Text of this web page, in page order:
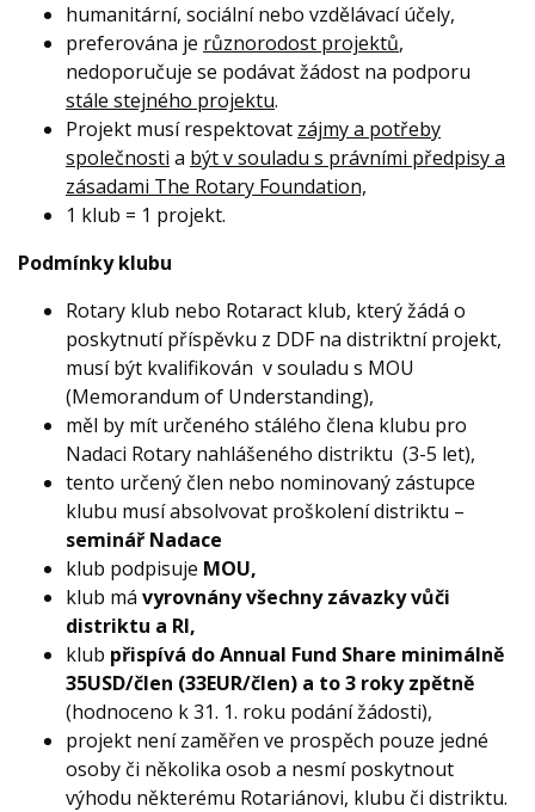
humanitární, sociální nebo vzdělávací účely,
preferována je různorodost projektů,
nedoporučuje se podávat žádost na podporu
stále stejného projektu.
Projekt musí respektovat zájmy a potřeby
společnosti a být v souladu s právními předpisy a
zásadami The Rotary Foundation,
1 klub = 1 projekt.
Podmínky klubu
Rotary klub nebo Rotaract klub, který žádá o
poskytnutí příspěvku z DDF na distriktní projekt,
musí být kvalifikován v souladu s MOU
(Memorandum of Understanding),
měl by mít určeného stálého člena klubu pro
Nadaci Rotary nahlášeného distriktu (3-5 let),
tento určený člen nebo nominovaný zástupce
klubu musí absolvovat proškolení distriktu –
seminář Nadace
klub podpisuje MOU,
klub má vyrovnány všechny závazky vůči
distriktu a RI,
klub přispívá do Annual Fund Share minimálně
35USD/člen (33EUR/člen) a to 3 roky zpětně
(hodnoceno k 31. 1. roku podání žádosti),
projekt není zaměřen ve prospěch pouze jedné
osoby či několika osob a nesmí poskytnout
výhodu některému Rotariánovi, klubu či distriktu.